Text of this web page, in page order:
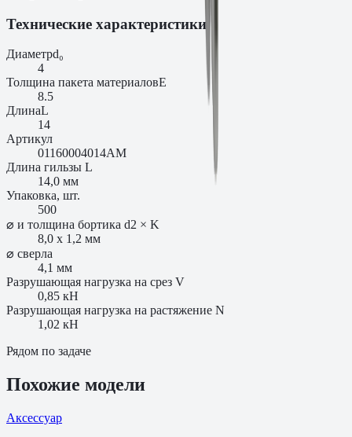
Технические характеристики
Диаметрd₀
4
Толщина пакета материаловE
8.5
ДлинаL
14
Артикул
01160004014AM
Длина гильзы L
14,0 мм
Упаковка, шт.
500
⌀ и толщина бортика d2 × K
8,0 x 1,2 мм
⌀ сверла
4,1 мм
Разрушающая нагрузка на срез V
0,85 кН
Разрушающая нагрузка на растяжение N
1,02 кН
Рядом по задаче
Похожие модели
Аксессуар